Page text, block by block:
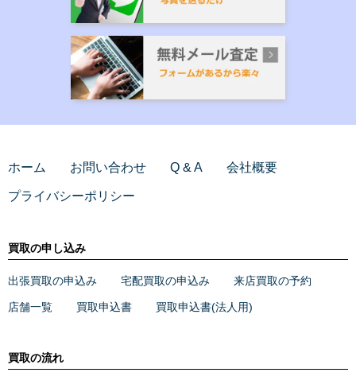
ホーム お問い合わせ Q & A 会社概要
プライバシーポリシー
買取の申し込み
出張買取の申込み 宅配買取の申込み 来店買取の予約
店舗一覧 買取申込書 買取申込書(法人用)
買取の流れ